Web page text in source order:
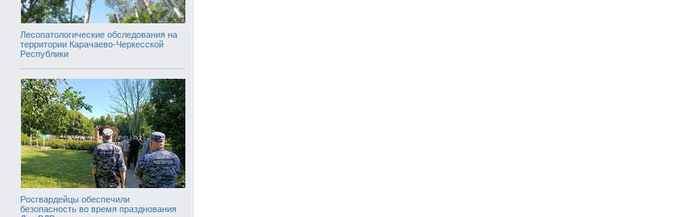
Лесопатологические обследования на
территории Карачаево-Черкесской
Республики
Росгвардейцы обеспечили
безопасность во время празднования